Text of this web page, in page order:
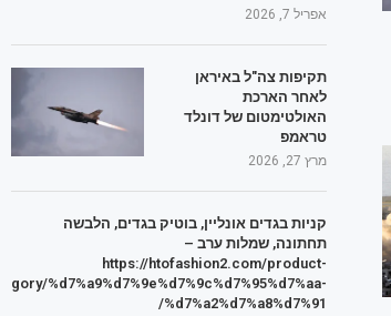
אפריל 7, 2026
תקיפות צה"ל באיראן
לאחר הארכת
האולטימטום של דונלד
טראמפ
מרץ 27, 2026
קניות בגדים אונליין, בוטיק בגדים, הלבשה
תחתונה, שמלות ערב –
https://htofashion2.com/product-
%d7%a9%d7%9e%d7%9c%d7%95%d7%aa-
%d7%a2%d7%a8%d7%91/